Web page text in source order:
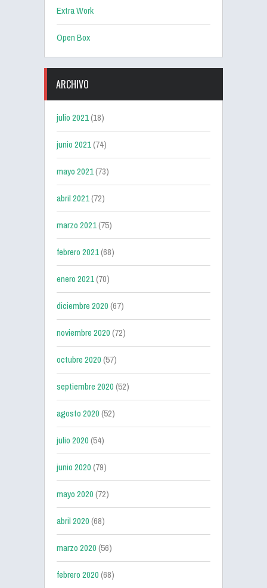
Extra Work
Open Box
ARCHIVO
julio 2021(18)
junio 2021(74)
mayo 2021(73)
abril 2021(72)
marzo 2021(75)
febrero 2021(68)
enero 2021(70)
diciembre 2020(67)
noviembre 2020(72)
octubre 2020(57)
septiembre 2020(52)
agosto 2020(52)
julio 2020(54)
junio 2020(79)
mayo 2020(72)
abril 2020(68)
marzo 2020(56)
febrero 2020(68)